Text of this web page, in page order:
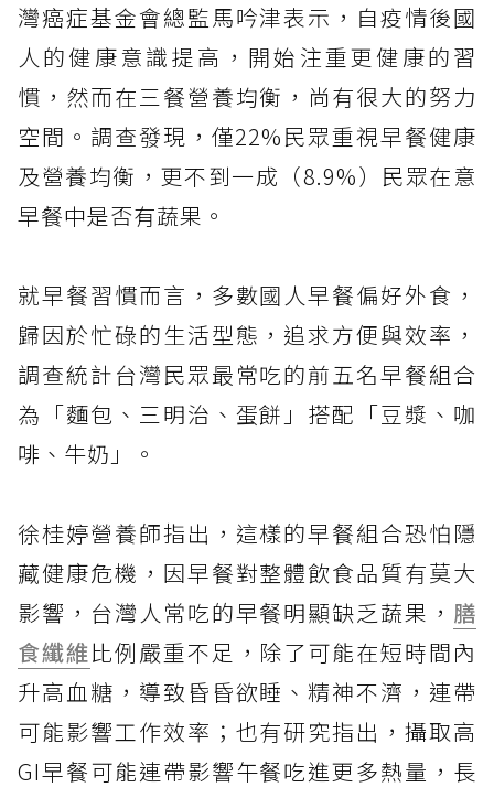
灣癌症基金會總監馬吟津表示，自疫情後國
人的健康意識提高，開始注重更健康的習
慣，然而在三餐營養均衡，尚有很大的努力
空間。調查發現，僅22%民眾重視早餐健康
及營養均衡，更不到一成（8.9%）民眾在意
早餐中是否有蔬果。
就早餐習慣而言，多數國人早餐偏好外食，
歸因於忙碌的生活型態，追求方便與效率，
調查統計台灣民眾最常吃的前五名早餐組合
為「麵包、三明治、蛋餅」搭配「豆漿、咖
啡、牛奶」。
徐桂婷營養師指出，這樣的早餐組合恐怕隱
藏健康危機，因早餐對整體飲食品質有莫大
影響，台灣人常吃的早餐明顯缺乏蔬果， 膳
食纖維比例嚴重不足，除了可能在短時間內
升高血糖，導致昏昏欲睡、精神不濟，連帶
可能影響工作效率；也有研究指出，攝取高
GI早餐可能連帶影響午餐吃進更多熱量，長